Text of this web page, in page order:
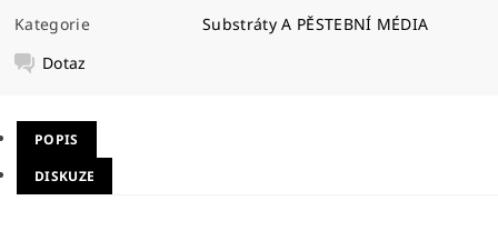
Kategorie
Substráty A PĚSTEBNÍ MÉDIA
Dotaz
POPIS
DISKUZE